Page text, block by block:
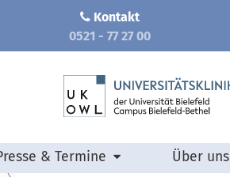
Kontakt
0521 - 77 27 00
& Termine Über uns